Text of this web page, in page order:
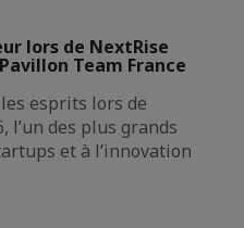
lors de NextRise
Team France
esprits lors de
l’un des plus grands
et à l’innovation